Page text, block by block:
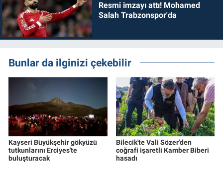
Resmi imzayı attı! Mohamed
Salah Trabzonspor'da
Bunlar da ilginizi çekebilir
Kayseri Büyükşehir gökyüzü
tutkunlarını Erciyes'te
buluşturacak
Bilecik'te Vali Sözer'den
coğrafi işaretli Kamber Biberi
hasadı